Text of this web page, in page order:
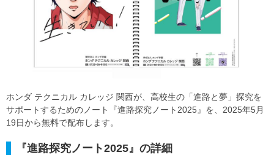
ホンダ テクニカル カレッジ 関西が、高校生の「進路と夢」探究を
サポートするためのノート『進路探究ノート2025』を、2025年5月
19日から無料で配布します。
『進路探究ノート2025』の詳細